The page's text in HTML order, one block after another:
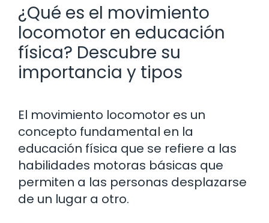
¿Qué es el movimiento
locomotor en educación
física? Descubre su
importancia y tipos
El movimiento locomotor es un
concepto fundamental en la
educación física que se refiere a las
habilidades motoras básicas que
permiten a las personas desplazarse
de un lugar a otro.